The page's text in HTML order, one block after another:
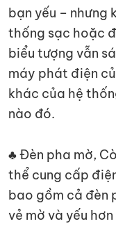
bạn yếu – nhưng
thống sạc hoặc
biểu tượng vẫn
máy phát điện
khác của hệ
nào đó.
♣ Đèn pha mờ,
thể cung cấp
bao gồm cả đèn
vẻ mờ và yếu